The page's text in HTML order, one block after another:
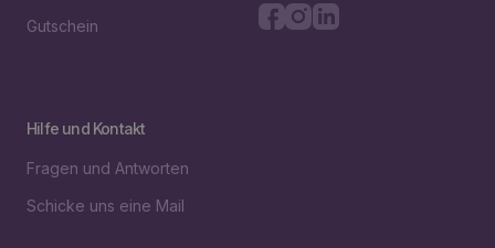
Gutschein
Hilfe und Kontakt
Fragen und Antworten
Schicke uns eine Mail